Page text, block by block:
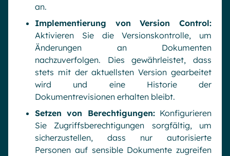
an.
Implementierung von Version Control:
Aktivieren Sie die Versionskontrolle, um
Änderungen an Dokumenten
nachzuverfolgen. Dies gewährleistet, dass
stets mit der aktuellsten Version gearbeitet
wird und eine Historie der
Dokumentrevisionen erhalten bleibt.
Setzen von Berechtigungen:Konfigurieren
Sie Zugriffsberechtigungen sorgfältig, um
sicherzustellen, dass nur autorisierte
Personen auf sensible Dokumente zugreifen